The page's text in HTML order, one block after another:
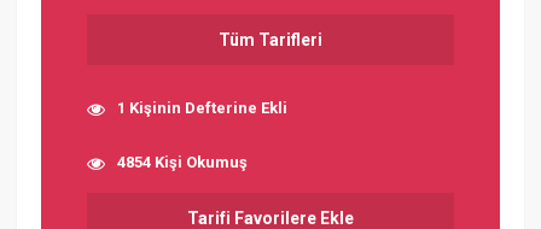
Tüm Tarifleri
1 Kişinin Defterine Ekli
4854 Kişi Okumuş
Tarifi Favorilere Ekle